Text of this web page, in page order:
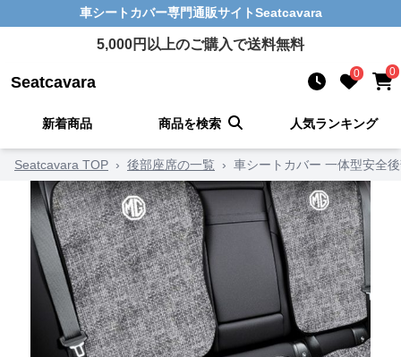
車シートカバー専門通販サイトSeatcavara
5,000円以上のご購入で送料無料
Seatcavara 0 0
新着商品 商品を検索 人気ランキング
Seatcavara TOP › 後部座席の一覧 › 車シートカバー 一体型安全